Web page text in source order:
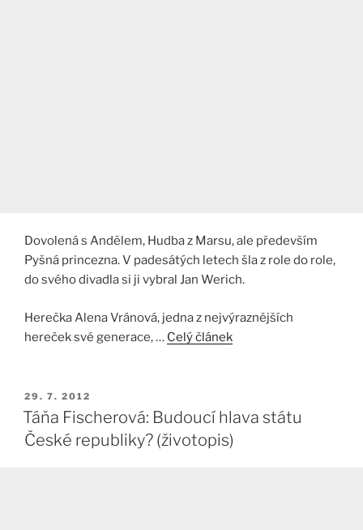
Dovolená s Andělem, Hudba z Marsu, ale především
Pyšná princezna. V padesátých letech šla z role do role,
do svého divadla si ji vybral Jan Werich.
Herečka Alena Vránová, jedna z nejvýraznějších
hereček své generace, … Celý článek
PUBLIKOVÁNO
29. 7. 2012
Táňa Fischerová: Budoucí hlava státu
České republiky? (životopis)